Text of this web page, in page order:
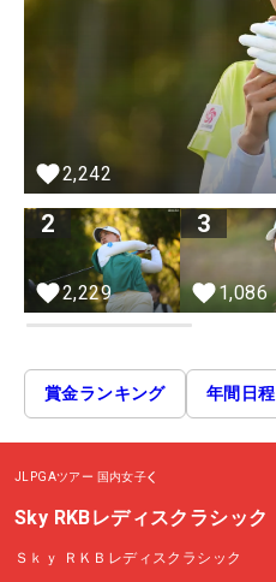
2,242
2
2,229
3
1,086
賞金ランキング 年間日程
JLPGAツアー 国内女子
Sky RKBレディスクラシック
Ｓｋｙ ＲＫＢレディスクラシック